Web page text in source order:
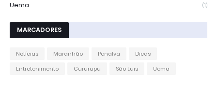
Uema (1)
MARCADORES
Notícias Maranhão Penalva
Dicas
Entretenimento
Cururupu São Luis Uema